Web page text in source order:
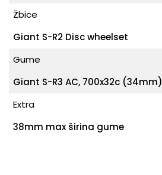
Žbice
Giant S-R2 Disc wheelset
Gume
Giant S-R3 AC, 700x32c (34mm)
Extra
38mm max širina gume